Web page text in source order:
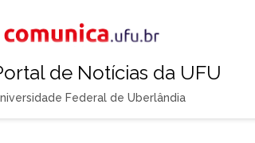
de Notícias da UFU
Federal de Uberlândia